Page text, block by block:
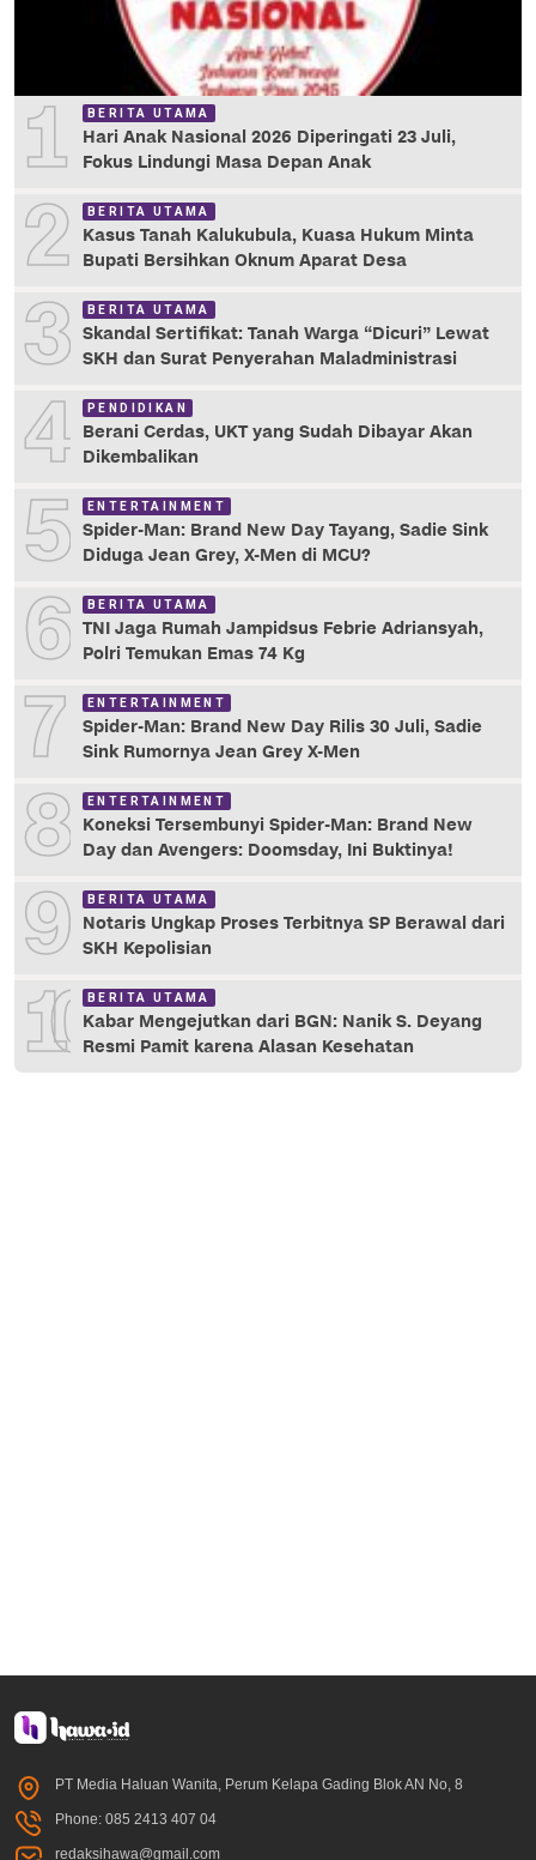
1 BERITA UTAMA
Hari Anak Nasional 2026 Diperingati 23 Juli,
Fokus Lindungi Masa Depan Anak
2 BERITA UTAMA
Kasus Tanah Kalukubula, Kuasa Hukum Minta
Bupati Bersihkan Oknum Aparat Desa
3 BERITA UTAMA
Skandal Sertifikat: Tanah Warga “Dicuri” Lewat
SKH dan Surat Penyerahan Maladministrasi
4 PENDIDIKAN
Berani Cerdas, UKT yang Sudah Dibayar Akan
Dikembalikan
5 ENTERTAINMENT
Spider-Man: Brand New Day Tayang, Sadie Sink
Diduga Jean Grey, X-Men di MCU?
6 BERITA UTAMA
TNI Jaga Rumah Jampidsus Febrie Adriansyah,
Polri Temukan Emas 74 Kg
7 ENTERTAINMENT
Spider-Man: Brand New Day Rilis 30 Juli, Sadie
Sink Rumornya Jean Grey X-Men
8 ENTERTAINMENT
Koneksi Tersembunyi Spider-Man: Brand New
Day dan Avengers: Doomsday, Ini Buktinya!
9 BERITA UTAMA
Notaris Ungkap Proses Terbitnya SP Berawal dari
SKH Kepolisian
10 BERITA UTAMA
Kabar Mengejutkan dari BGN: Nanik S. Deyang
Resmi Pamit karena Alasan Kesehatan
PT Media Haluan Wanita, Perum Kelapa Gading Blok AN No, 8
Phone: 085 2413 407 04
redaksihawa@gmail.com